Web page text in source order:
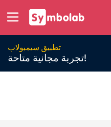
تطبيق سيمبولاب
تجربة مجانية متاحة!